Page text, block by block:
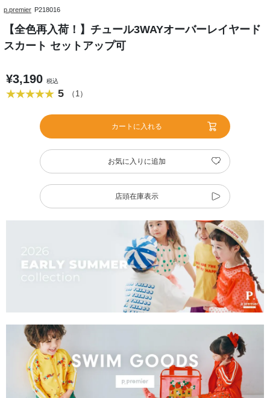
p.premier P218016
【全色再入荷！】チュール3WAYオーバーレイヤード
スカート セットアップ可
¥3,190 税込
5 （1）
カートに入れる
お気に入りに追加
店頭在庫表示